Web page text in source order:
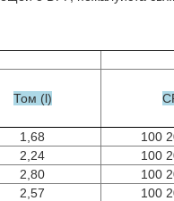
Том (l)
1,68
100
2,24
100
2,80
100
2,57
100